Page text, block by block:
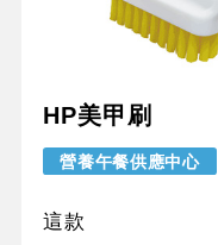
HP美甲刷
營養午餐供應中心
這款